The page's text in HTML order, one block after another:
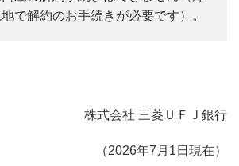
で解約のお手続きが必要です）。
株式会社 三菱ＵＦＪ銀行
（2026年7月1日現在）